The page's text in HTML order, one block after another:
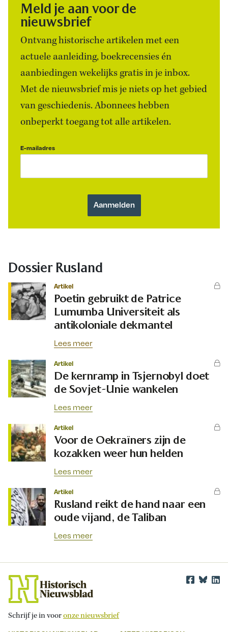
Meld je aan voor de
nieuwsbrief
Ontvang historische artikelen met een
actuele aanleiding, boekrecensies én
aanbiedingen wekelijks gratis in je inbox.
Met de nieuwsbrief mis je niets op het gebied
van geschiedenis. Abonnees hebben
onbeperkt toegang tot alle artikelen.
E-mailadres
Dossier Rusland
Artikel
Poetin gebruikt de Patrice
Lumumba Universiteit als
antikoloniale dekmantel
Lees meer
Artikel
De kernramp in Tsjernobyl doet
de Sovjet-Unie wankelen
Lees meer
Artikel
Voor de Oekraïners zijn de
kozakken weer hun helden
Lees meer
Artikel
Rusland reikt de hand naar een
oude vijand, de Taliban
Lees meer
Schrijf je in vooronze nieuwsbrief